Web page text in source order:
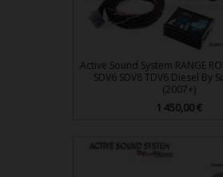
Active Sound System RANGE
SDV6 SDV8 TDV6 Diesel By
(2007+)
Prix
1 450,00 €